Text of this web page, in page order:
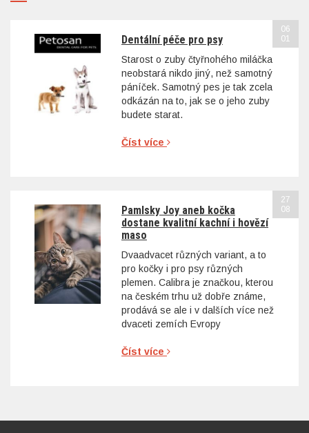
Dentální péče pro psy
Starost o zuby čtyřnohého miláčka
neobstará nikdo jiný, než samotný
páníček. Samotný pes je tak zcela
odkázán na to, jak se o jeho zuby
budete starat.
Číst více
06
01
Pamlsky Joy aneb kočka
dostane kvalitní kachní i hovězí
maso
Dvaadvacet různých variant, a to
pro kočky i pro psy různých
plemen. Calibra je značkou, kterou
na českém trhu už dobře známe,
prodává se ale i v dalších více než
dvaceti zemích Evropy
Číst více
27
08